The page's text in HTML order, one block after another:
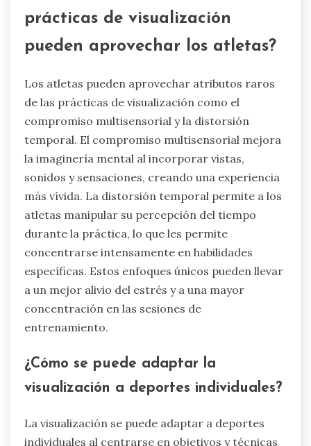
prácticas de visualización
pueden aprovechar los atletas?
Los atletas pueden aprovechar atributos raros
de las prácticas de visualización como el
compromiso multisensorial y la distorsión
temporal. El compromiso multisensorial mejora
la imaginería mental al incorporar vistas,
sonidos y sensaciones, creando una experiencia
más vívida. La distorsión temporal permite a los
atletas manipular su percepción del tiempo
durante la práctica, lo que les permite
concentrarse intensamente en habilidades
específicas. Estos enfoques únicos pueden llevar
a un mejor alivio del estrés y a una mayor
concentración en las sesiones de
entrenamiento.
¿Cómo se puede adaptar la
visualización a deportes individuales?
La visualización se puede adaptar a deportes
individuales al centrarse en objetivos y técnicas